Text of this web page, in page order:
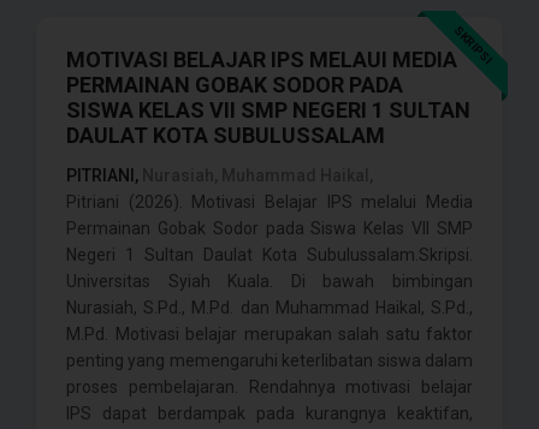
SKRIPSI
MOTIVASI BELAJAR IPS MELAUI MEDIA
PERMAINAN GOBAK SODOR PADA
SISWA KELAS VII SMP NEGERI 1 SULTAN
DAULAT KOTA SUBULUSSALAM
PITRIANI,
Pitriani (2026). Motivasi Belajar IPS melalui Media
Permainan Gobak Sodor pada Siswa Kelas VII SMP
Negeri 1 Sultan Daulat Kota Subulussalam.Skripsi.
Universitas Syiah Kuala. Di bawah bimbingan
Nurasiah, S.Pd., M.Pd. dan Muhammad Haikal, S.Pd.,
M.Pd. Motivasi belajar merupakan salah satu faktor
penting yang memengaruhi keterlibatan siswa dalam
proses pembelajaran. Rendahnya motivasi belajar
IPS dapat berdampak pada kurangnya keaktifan,